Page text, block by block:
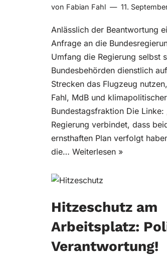
von Fabian Fahl 11.
Anlässlich der Beantwortung
Anfrage an die
Umfang die Regierung selbst
Bundesbehörden dienstlich
Strecken das Flugzeug
Fahl, MdB und
Bundestagsfraktion Die
Regierung verbindet, dass
ernsthaften Plan verfolgt
die… Weiterlesen »
Hitzeschutz am
Arbeitsplatz:
Verantwortung!